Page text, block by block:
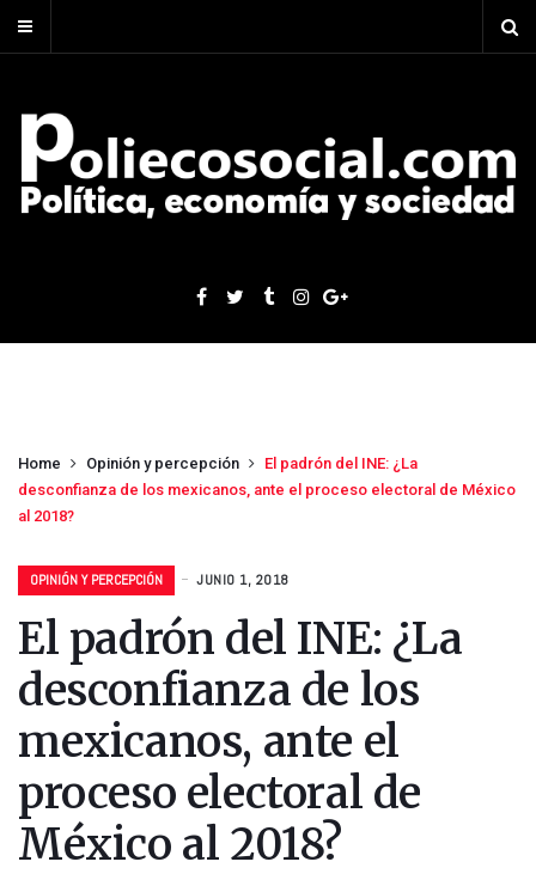
Home Opinión y percepción
El padrón del INE: ¿La
desconfianza de los mexicanos, ante el proceso electoral de México
al 2018?
OPINIÓN Y PERCEPCIÓN JUNIO 1, 2018
El padrón del INE: ¿La
desconfianza de los
mexicanos, ante el
proceso electoral de
México al 2018?